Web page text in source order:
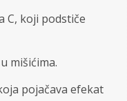
C, koji podstiče
mišićima.
pojačava efekat